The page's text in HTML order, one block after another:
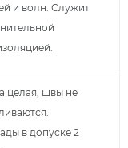
и волн. Служит
целая, швы не
в допуске 2